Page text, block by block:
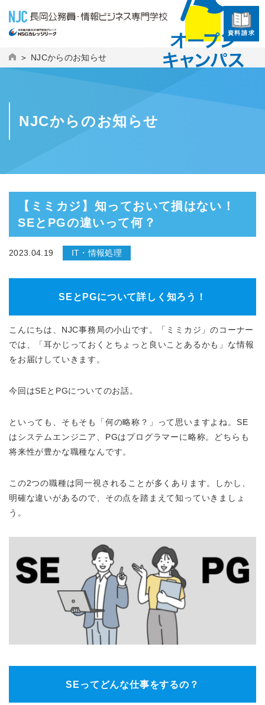
資料請求
NJCからのお知らせ
NJCからのお知らせ
【ミミカジ】知っておいて損はない！
SEとPGの違いって何？
2023.04.19 IT・情報処理
SEとPGについて詳しく知ろう！
こんにちは、NJC事務局の小山です。「ミミカジ」のコーナー
では、「耳かじっておくとちょっと良いことあるかも」な情報
をお届けしていきます。
今回はSEとPGについてのお話。
といっても、そもそも「何の略称？」って思いますよね。SE
はシステムエンジニア、PGはプログラマーに略称。どちらも
将来性が豊かな職種なんです。
この2つの職種は同一視されることが多くあります。しかし、
明確な違いがあるので、その点を踏まえて知っていきましょ
う。
SEってどんな仕事をするの？